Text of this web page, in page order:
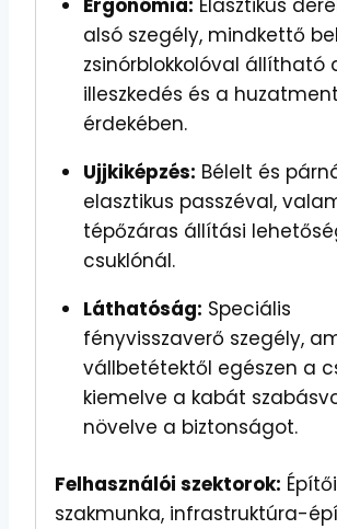
Ergonómia: Elasztikus
alsó szegély, mindkettő
zsinórblokkolóval állítható
illeszkedés és a
érdekében.
Ujjkiképzés: Bélelt és
elasztikus passzéval,
tépőzáras állítási
csuklónál.
Láthatóság: Speciális
fényvisszaverő szegély,
vállbetétektől egészen a
kiemelve a kabát
növelve a biztonságot.
Felhasználói szektorok:
szakmunka, infrastruktúra-